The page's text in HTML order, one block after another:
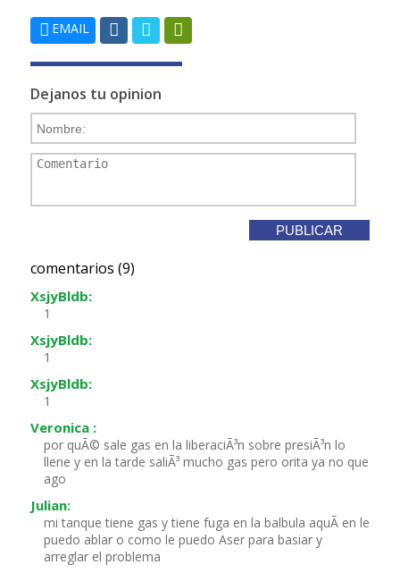
EMAIL
Dejanos tu opinion
comentarios (9)
XsjyBldb:
1
XsjyBldb:
1
XsjyBldb:
1
Veronica :
por quÃ© sale gas en la liberaciÃ³n sobre presiÃ³n lo
llene y en la tarde saliÃ³ mucho gas pero orita ya no que
ago
Julian:
mi tanque tiene gas y tiene fuga en la balbula aquÃ­ en le
puedo ablar o como le puedo Aser para basiar y
arreglar el problema